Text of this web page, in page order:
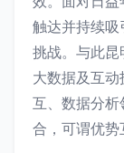
触达并持续
挑战。与此昆
大数据及互
互、数据分
合，可谓优势